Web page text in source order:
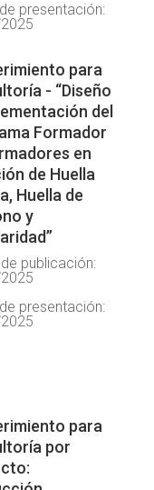
presentación:
para
- “Diseño
del
Formador
en
de Huella
Huella de
y
publicación:
presentación:
para
por